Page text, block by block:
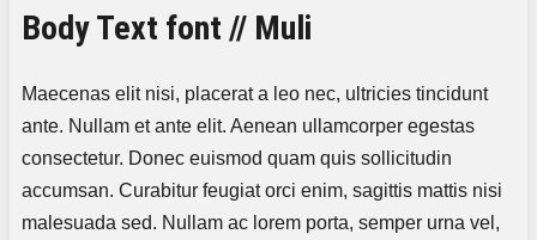
Body Text font // Muli
Maecenas elit nisi, placerat a leo nec, ultricies tincidunt
ante. Nullam et ante elit. Aenean ullamcorper egestas
consectetur. Donec euismod quam quis sollicitudin
accumsan. Curabitur feugiat orci enim, sagittis mattis nisi
malesuada sed. Nullam ac lorem porta, semper urna vel,